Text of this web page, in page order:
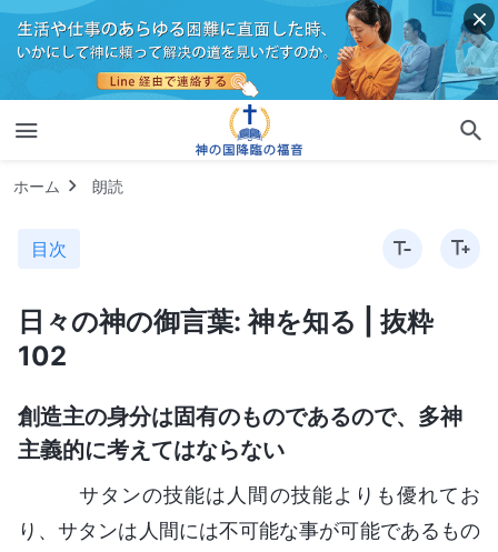
ホーム 朗読
目次
日々の神の御言葉: 神を知る | 抜粋
102
創造主の身分は固有のものであるので、多神
主義的に考えてはならない
サタンの技能は人間の技能よりも優れてお
り、サタンは人間には不可能な事が可能であるもの